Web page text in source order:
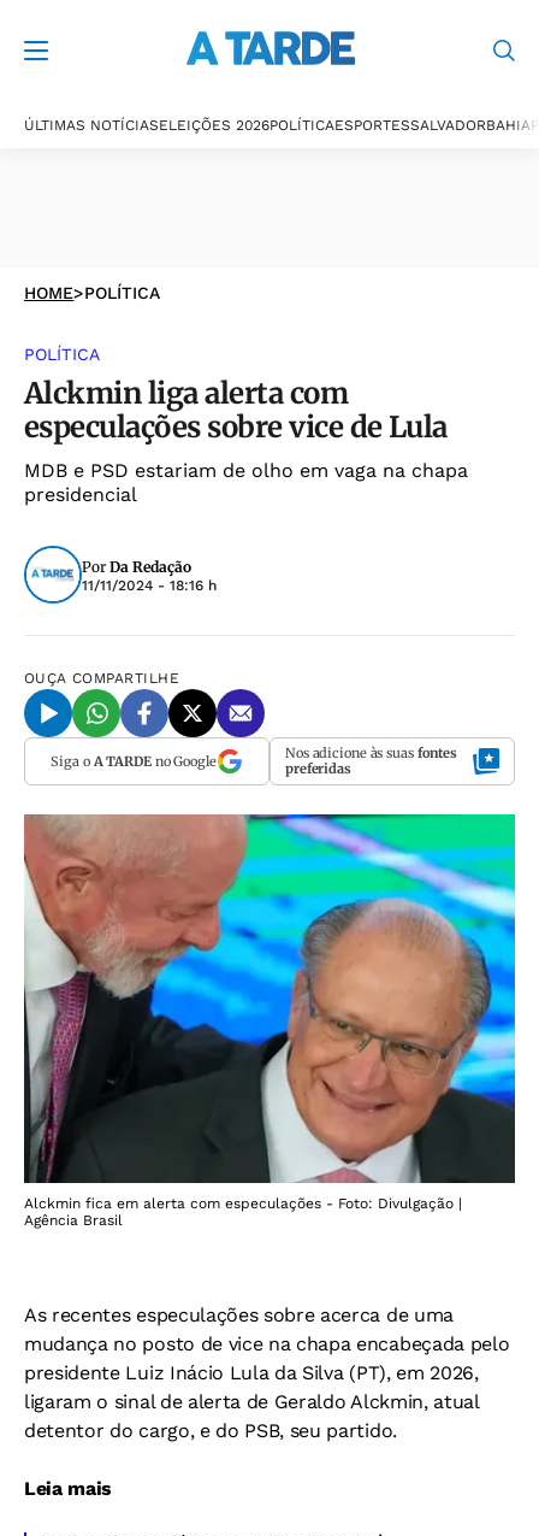
ÚLTIMAS NOTÍCIASELEIÇÕES 2026POLÍTICAESPORTESSALVADORBAHIA
HOME>POLÍTICA
POLÍTICA
Alckmin liga alerta com
especulações sobre vice de Lula
MDB e PSD estariam de olho em vaga na chapa
presidencial
Por Da Redação
11/11/2024 - 18:16 h
OUÇA COMPARTILHE
Siga o A TARDEno Google Nos adicione às suas fontes
preferidas
Alckmin fica em alerta com especulações - Foto: Divulgação |
Agência Brasil
As recentes especulações sobre acerca de uma
mudança no posto de vice na chapa encabeçada pelo
presidente Luiz Inácio Lula da Silva (PT), em 2026,
ligaram o sinal de alerta de Geraldo Alckmin, atual
detentor do cargo, e do PSB, seu partido.
Leia mais